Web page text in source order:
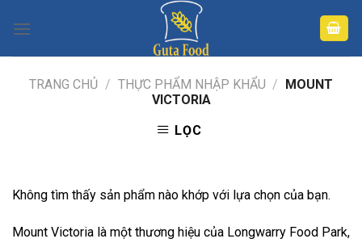
TRANG CHỦ / THỰC PHẨM NHẬP KHẨU / MOUNT
VICTORIA
LỌC
Không tìm thấy sản phẩm nào khớp với lựa chọn của bạn.
Mount Victoria là một thương hiệu của Longwarry Food Park,